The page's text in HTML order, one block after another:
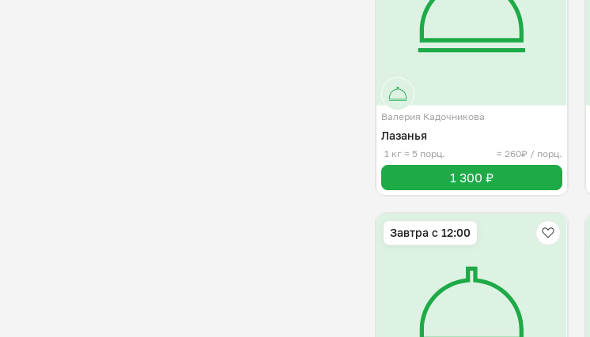
Валерия Кадочникова
Лазанья
1 кг ≈ 5 порц. ≈ 260₽ / порц.
1 300 ₽
Завтра c 12:00